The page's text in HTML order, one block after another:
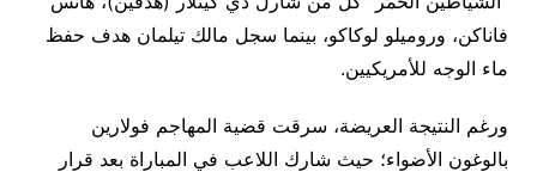
فاناكن، وروميلو لوكاكو، بينما سجل مالك تيلمان هدف حفظ
ماء الوجه للأمريكيين.
ورغم النتيجة العريضة، سرقت قضية المهاجم فولارين
بالوغون الأضواء؛ حيث شارك اللاعب في المباراة بعد قرار